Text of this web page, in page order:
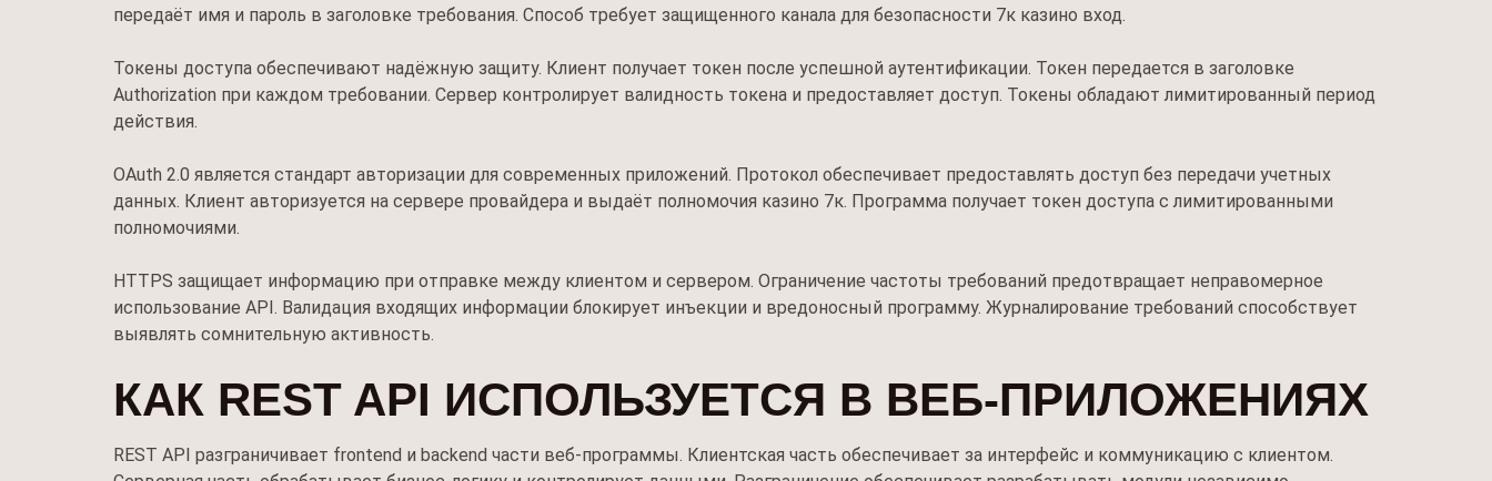
передаёт имя и пароль в заголовке требования. Способ требует защищенного канала для безопасности 7к казино вход.
Токены доступа обеспечивают надёжную защиту. Клиент получает токен после успешной аутентификации. Токен передается в заголовке
Authorization при каждом требовании. Сервер контролирует валидность токена и предоставляет доступ. Токены обладают лимитированный период
действия.
OAuth 2.0 является стандарт авторизации для современных приложений. Протокол обеспечивает предоставлять доступ без передачи учетных
данных. Клиент авторизуется на сервере провайдера и выдаёт полномочия казино 7к. Программа получает токен доступа с лимитированными
полномочиями.
HTTPS защищает информацию при отправке между клиентом и сервером. Ограничение частоты требований предотвращает неправомерное
использование API. Валидация входящих информации блокирует инъекции и вредоносный программу. Журналирование требований способствует
выявлять сомнительную активность.
КАК REST API ИСПОЛЬЗУЕТСЯ В ВЕБ-ПРИЛОЖЕНИЯХ
REST API разграничивает frontend и backend части веб-программы. Клиентская часть обеспечивает за интерфейс и коммуникацию с клиентом.